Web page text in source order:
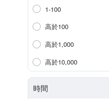
1-100
高於100
高於1,000
高於10,000
時間